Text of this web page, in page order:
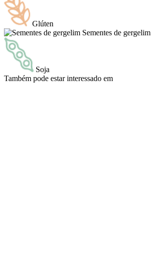
Glúten
Sementes de gergelim
Soja
Também pode estar interessado em